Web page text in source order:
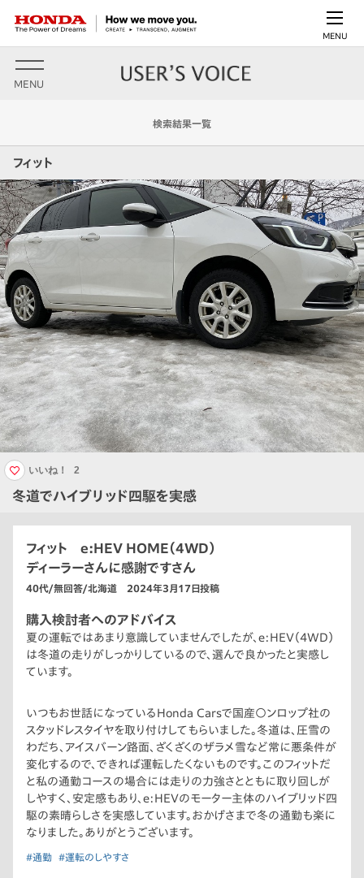
MENU
MENU
検索結果一覧
フィット
冬道でハイブリッド四駆を実感
いいね！ 2
フィット e:HEV HOME（4WD）
ディーラーさんに感謝ですさん
40代/無回答/北海道 2024年3月17日投稿
購入検討者へのアドバイス
夏の運転ではあまり意識していませんでしたが、e:HEV（4WD）
は冬道の走りがしっかりしているので、選んで良かったと実感し
ています。
いつもお世話になっているHonda Carsで国産○ンロップ社の
スタッドレスタイヤを取り付けしてもらいました。冬道は、圧雪の
わだち、アイスバーン路面、ざくざくのザラメ雪など常に悪条件が
変化するので、できれば運転したくないものです。このフィットだ
と私の通勤コースの場合には走りの力強さとともに取り回しが
しやすく、安定感もあり、e:HEVのモーター主体のハイブリッド四
駆の素晴らしさを実感しています。おかげさまで冬の通勤も楽に
なりました。ありがとうございます。
#通勤 #運転のしやすさ